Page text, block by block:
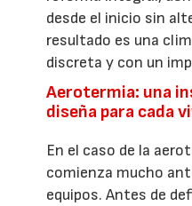
desde el inicio sin
resultado es una
discreta y con un
Aerotermia: una
diseña para cada
En el caso de la
comienza mucho
equipos. Antes de